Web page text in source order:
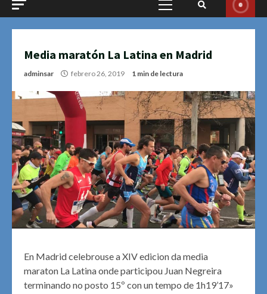
Menú
Media maratón La Latina en Madrid
adminsar febrero 26, 2019 1 min de lectura
En Madrid celebrouse a XIV edicion da media
maraton La Latina onde participou Juan Negreira
terminando no posto 15º con un tempo de 1h19’17»